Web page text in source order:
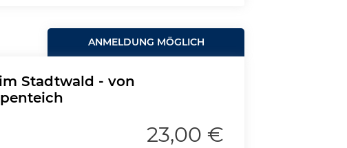
ANMELDUNG MÖGLICH
Stadtwald - von
23,00 €